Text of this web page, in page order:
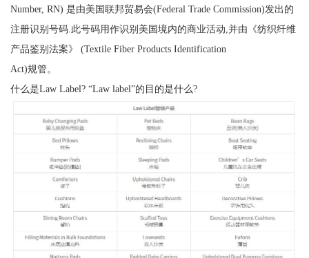
Number, RN) 是由美国联邦贸易会(Federal Trade Commission)发出的
注册识别号码.此号码用作识别美国境内的商业活动,并由《纺织纤维
产品鉴别法案》 (Textile Fiber Products Identification
Act)规管。
什么是Law Label? “Law label”的目的是什么?